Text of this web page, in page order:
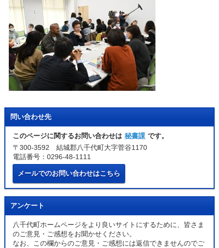
問い合わせ先
このページに関するお問い合わせは 秘書課 です。
〒300-3592 結城郡八千代町大字菅谷1170
電話番号：0296-48-1111
メールでのお問い合わせはこちら
アンケート
八千代町ホームページをより良いサイトにするために、皆さま
のご意見・ご感想をお聞かせください。
なお、この欄からのご意見・ご感想には返信できませんのでご